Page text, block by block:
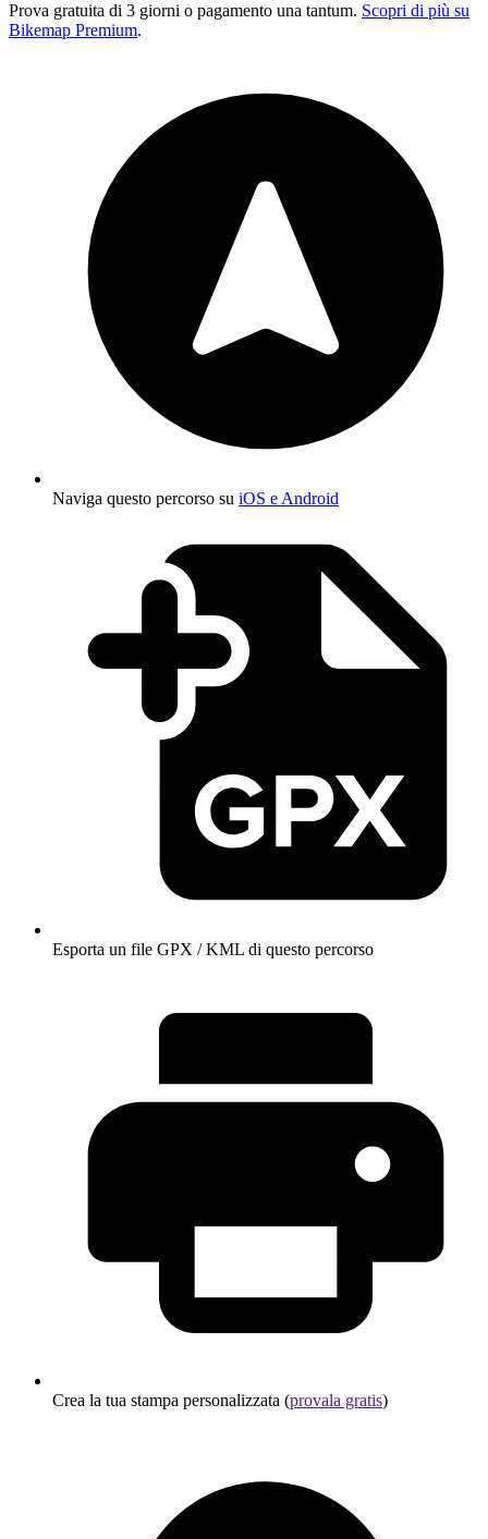
Prova gratuita di 3 giorni o pagamento una tantum. Scopri di più su
Bikemap Premium.
Naviga questo percorso su iOS e Android
Esporta un file GPX / KML di questo percorso
Crea la tua stampa personalizzata (provala gratis)